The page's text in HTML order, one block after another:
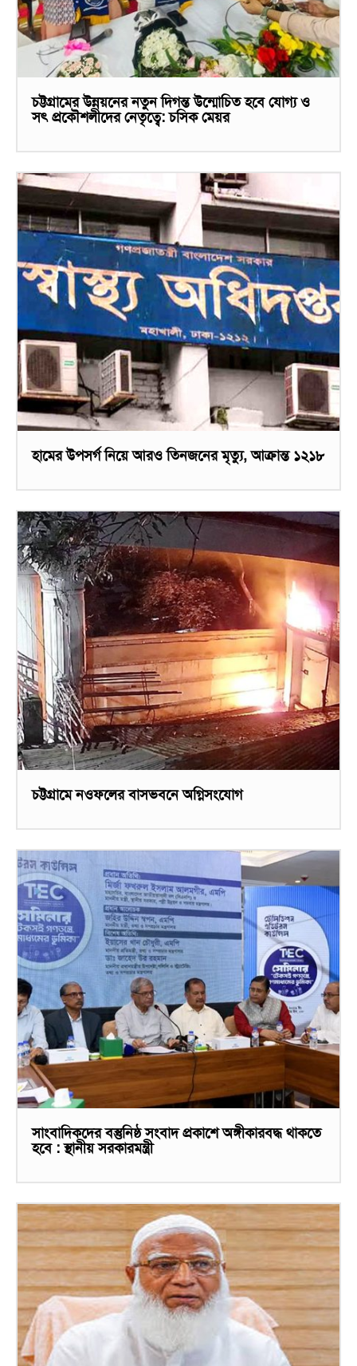
চট্টগ্রামের উন্নয়নের নতুন দিগন্ত উন্মোচিত হবে যোগ্য ও
সৎ প্রকৌশলীদের নেতৃত্বে: চসিক মেয়র
হামের উপসর্গ নিয়ে আরও তিনজনের মৃত্যু, আক্রান্ত ১২১৮
চট্টগ্রামে নওফলের বাসভবনে অগ্নিসংযোগ
সাংবাদিকদের বস্তুনিষ্ঠ সংবাদ প্রকাশে অঙ্গীকারবদ্ধ থাকতে
হবে : স্থানীয় সরকারমন্ত্রী